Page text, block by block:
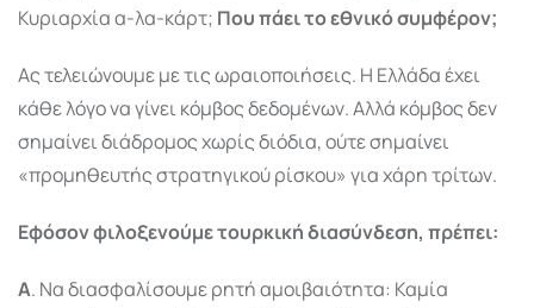
Κυριαρχία α-λα-κάρτ; Που πάει το εθνικό συμφέρον;
Ας τελειώνουμε με τις ωραιοποιήσεις. Η Ελλάδα έχει
κάθε λόγο να γίνει κόμβος δεδομένων. Αλλά κόμβος δεν
σημαίνει διάδρομος χωρίς διόδια, ούτε σημαίνει
«προμηθευτής στρατηγικού ρίσκου» για χάρη τρίτων.
Εφόσον φιλοξενούμε τουρκική διασύνδεση, πρέπει:
Α. Να διασφαλίσουμε ρητή αμοιβαιότητα: Καμία